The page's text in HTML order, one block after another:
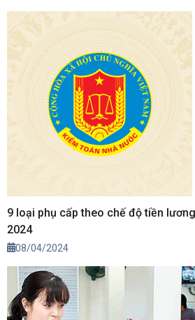
kế toán.
9 loại phụ cấp theo chế độ tiền
2024
08/04/2024